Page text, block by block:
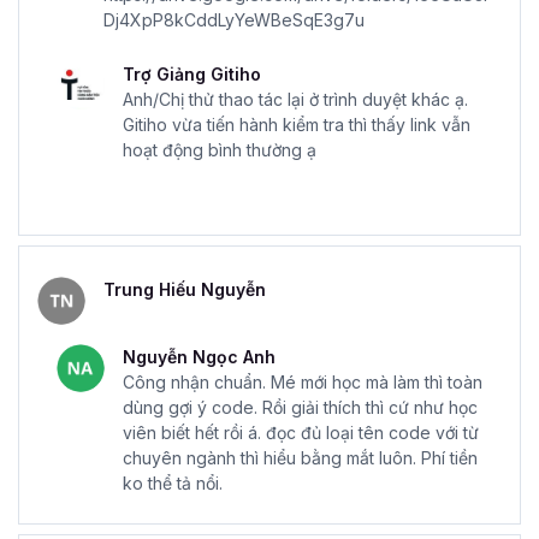
cơ bản đến nâng cao giúp người học nắm vững về ngôn
Khóa học ngoài lý thuyết thì có có hướng dẫn học
viên thực hành không?
Đây là băn khoăn của rất nhiều người học khi lựa chọn
cao, vì vậy yếu tố thực hành là yếu tố không thể thiếu
Giảng viên sẽ có các phần như chữa bài tập ở mỗi chương
để giúp học viên áp dụng kiến thức vừa học vào các tình
huống thực tế, từ đó nâng cao khả năng hiểu bài cũng
như kỹ năng của học viên. Đây cũng là phương châm
“học ngay làm luôn” của Gitiho.
Sau khi hoàn thành khóa học tôi có thể tự làm App
để đưa lên kho ứng dụng Ch Play, Android, AppStore
Dj4XpP8kCddLyYeWBeSqE3g7u
Trợ Giảng Gitiho
Anh/Chị thử thao tác lại ở trình duyệt khác ạ.
Gitiho vừa tiến hành kiểm tra thì thấy link vẫn
hoạt động bình thường ạ
Trung Hiếu Nguyễn
Nguyễn Ngọc Anh
Công nhận chuẩn. Mé mới học mà làm thì toàn
dùng gợi ý code. Rồi giải thích thì cứ như học
viên biết hết rồi á. đọc đủ loại tên code với từ
chuyên ngành thì hiểu bằng mắt luôn. Phí tiền
ko thể tả nổi.